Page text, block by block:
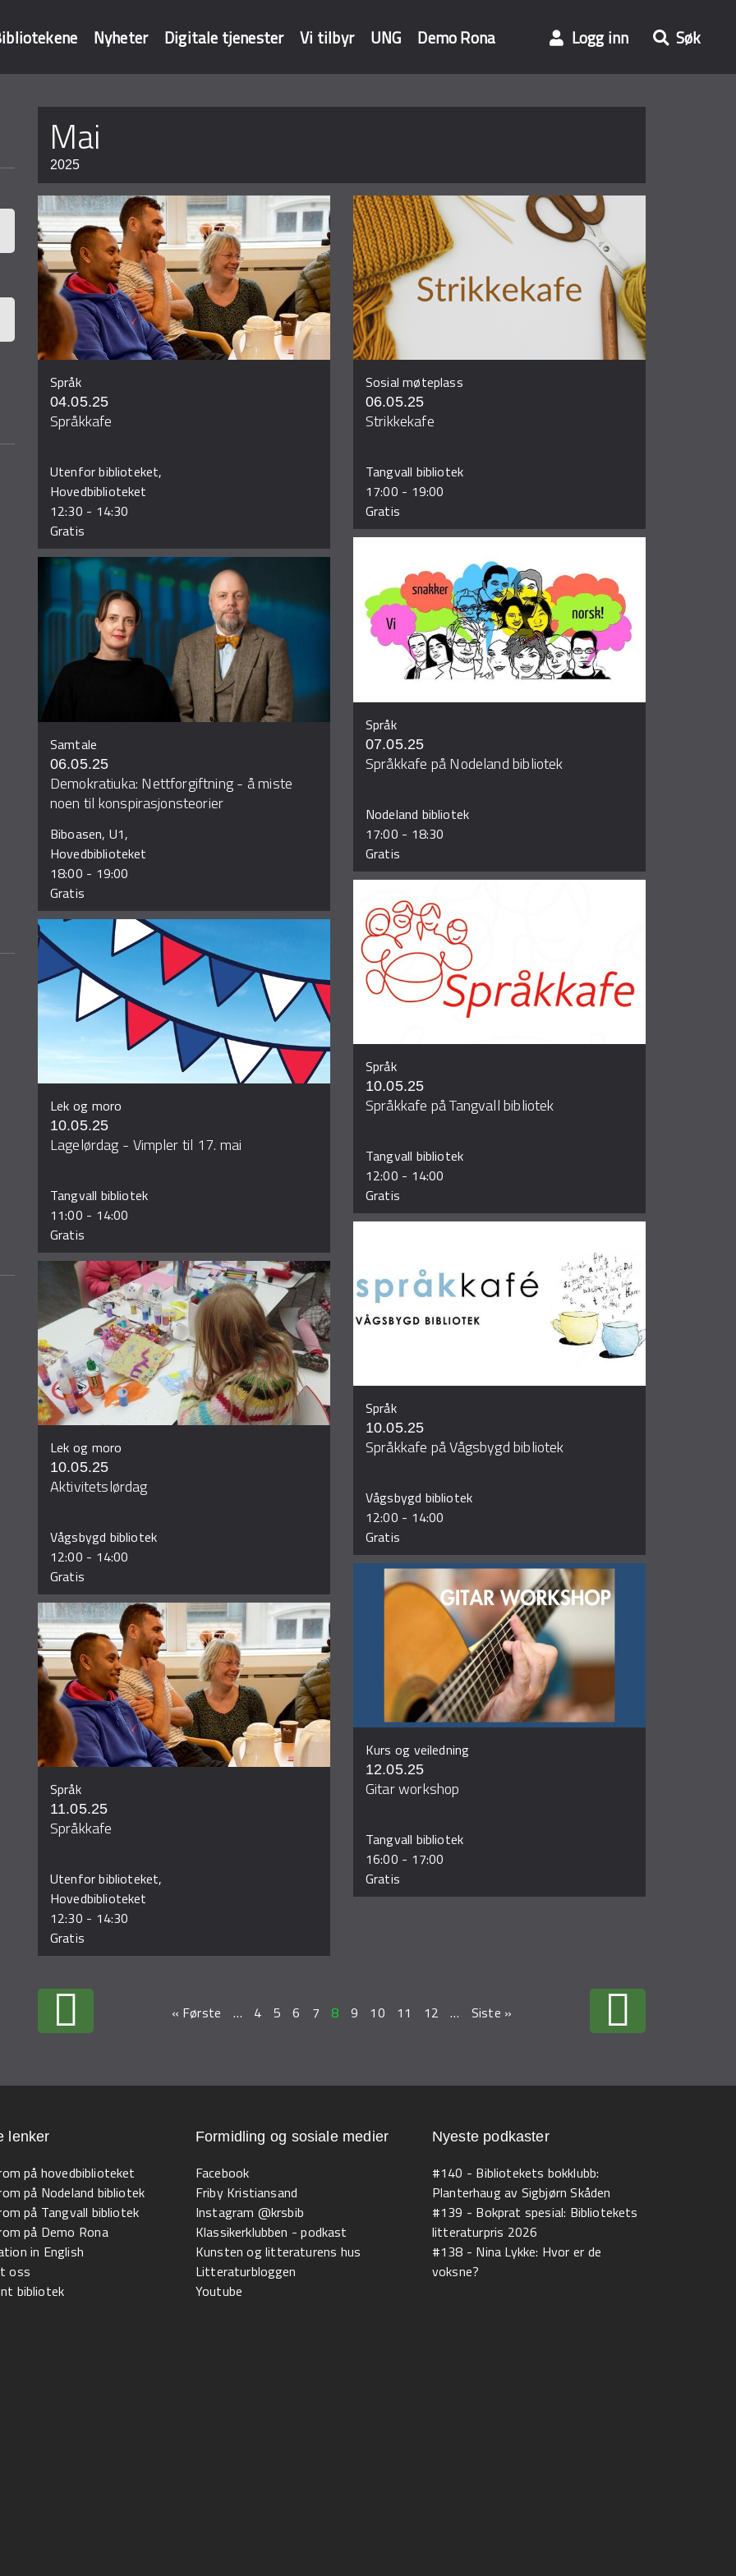
Nyheter Digitale tjenester Vi tilbyr UNG Demo Rona Logg inn Søk
mai
2025
Språk
04.05.25
Språkkafe
Utenfor biblioteket,
Hovedbiblioteket
12:30 - 14:30
Gratis
Sosial møteplass
06.05.25
Strikkekafe
Tangvall bibliotek
17:00 - 19:00
Gratis
Samtale
06.05.25
Demokratiuka: Nettforgiftning - å miste
noen til konspirasjonsteorier
Biboasen, U1,
Hovedbiblioteket
18:00 - 19:00
Gratis
Språk
07.05.25
Språkkafe på Nodeland bibliotek
Nodeland bibliotek
17:00 - 18:30
Gratis
Lek og moro
10.05.25
Lagelørdag - Vimpler til 17. mai
Tangvall bibliotek
11:00 - 14:00
Gratis
Språk
10.05.25
Språkkafe på Tangvall bibliotek
Tangvall bibliotek
12:00 - 14:00
Gratis
Lek og moro
10.05.25
Aktivitetslørdag
Vågsbygd bibliotek
12:00 - 14:00
Gratis
Språk
10.05.25
Språkkafe på Vågsbygd bibliotek
Vågsbygd bibliotek
12:00 - 14:00
Gratis
Språk
11.05.25
Språkkafe
Utenfor biblioteket,
Hovedbiblioteket
12:30 - 14:30
Gratis
Kurs og veiledning
12.05.25
Gitar workshop
Tangvall bibliotek
16:00 - 17:00
Gratis
Sider
« Første … 4 5 6 7 8 9 10 11 12 … Siste »
lenker
på hovedbiblioteket
på Nodeland bibliotek
på Tangvall bibliotek
på Demo Rona
in English
oss
bibliotek
Formidling og sosiale medier
Facebook
Friby Kristiansand
Instagram @krsbib
Klassikerklubben - podkast
Kunsten og litteraturens hus
Litteraturbloggen
Youtube
Nyeste podkaster
#140 - Bibliotekets bokklubb:
Planterhaug av Sigbjørn Skåden
#139 - Bokprat spesial: Bibliotekets
litteraturpris 2026
#138 - Nina Lykke: Hvor er de
voksne?